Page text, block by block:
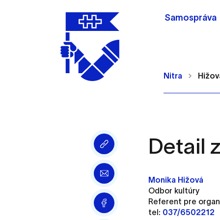
Samospráva
Nitra
Detail
Monika Hižová
Odbor kultúry
Referent pre
tel: 037/6502212
Nastavenie cookies
Cookies sú malé
Používajú sa napríklad k
Vaša voľba v tomto okne.